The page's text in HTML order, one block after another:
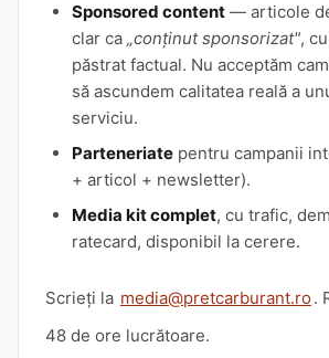
Sponsored content — articole
clar ca „conținut sponsorizat",
păstrat factual. Nu acceptăm
să ascundem calitatea reală a
serviciu.
Parteneriate pentru campanii
+ articol + newsletter).
Media kit complet, cu trafic,
ratecard, disponibil la cerere.
Scrieți la media@pretcarburant.ro.
48 de ore lucrătoare.